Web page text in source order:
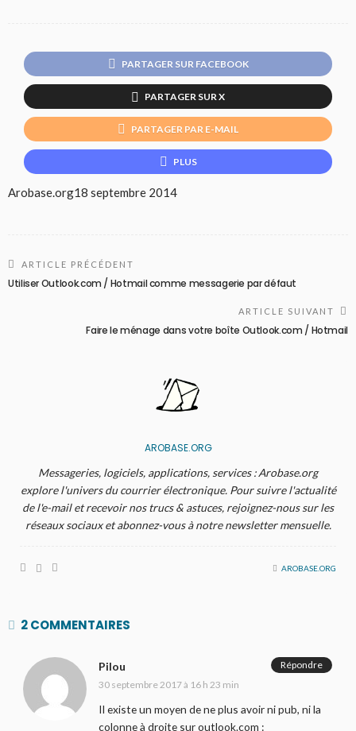
PARTAGER SUR FACEBOOK
PARTAGER SUR X
PARTAGER PAR E-MAIL
PLUS
Arobase.org18 septembre 2014
ARTICLE PRÉCÉDENT
Utiliser Outlook.com / Hotmail comme messagerie par défaut
ARTICLE SUIVANT
Faire le ménage dans votre boîte Outlook.com / Hotmail
AROBASE.ORG
Messageries, logiciels, applications, services : Arobase.org
explore l'univers du courrier électronique. Pour suivre l'actualité
de l'e-mail et recevoir nos trucs & astuces, rejoignez-nous sur les
réseaux sociaux et abonnez-vous à notre newsletter mensuelle.
AROBASE.ORG
2 COMMENTAIRES
Pilou
30 septembre 2017 à 16 h 23 min
Il existe un moyen de ne plus avoir ni pub, ni la
colonne à droite sur outlook.com :
Répondre